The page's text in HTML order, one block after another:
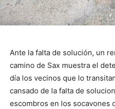
Ante la falta de solución, un
camino de Sax muestra el
día los vecinos que lo
cansado de la falta de
escombros en los socavones